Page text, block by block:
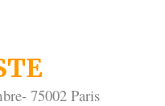
75002 Paris